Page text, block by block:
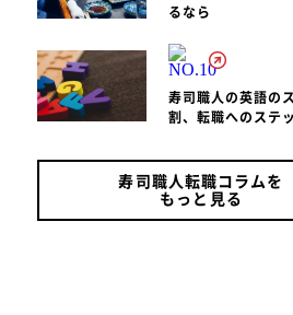
るなら
寿司職人の英語の
割、転職へのステ
寿司職人転職コラムを
もっと見る